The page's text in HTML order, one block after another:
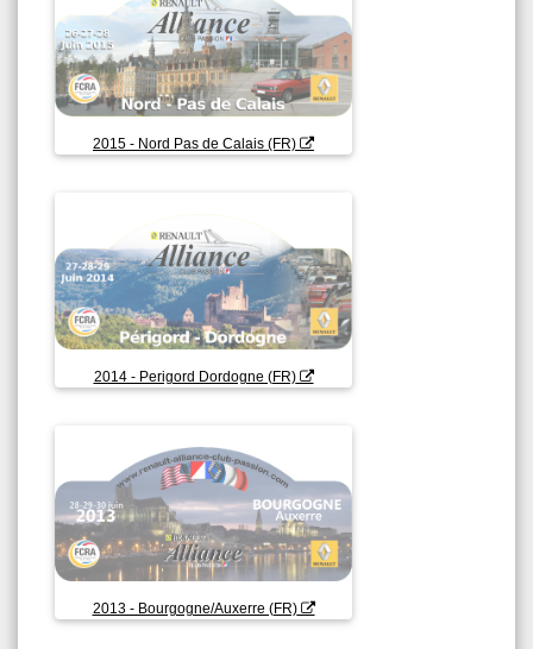
2015 - Nord Pas de Calais (FR)
2014 - Perigord Dordogne (FR)
2013 - Bourgogne/Auxerre (FR)